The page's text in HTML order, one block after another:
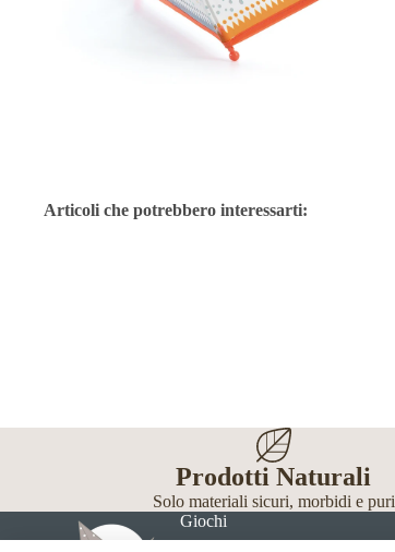
Articoli che potrebbero interessarti:
Prodotti Naturali
Solo materiali sicuri, morbidi e puri
Giochi